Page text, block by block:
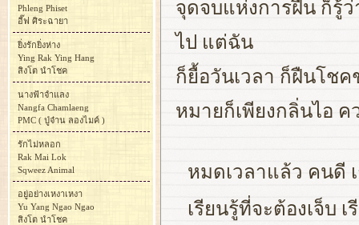
จุดจบแห่งการฝืน ก็รู้ว่
ไป แต่ฉัน
ก็ยื้อวันเวลา ก็ฝืนโช
หมายก็เพียงกลิ่นไอ ค
หมดเวลาแล้ว คนดี
เรียนรู้ที่จะต้องเจ็บ
Phleng Phiset
อี๊ฟ ศิระฉายา
ยิ่งรักยิ่งห่าง
Ying Rak Ying Hang
สิงโต นำโชค
นางฟ้าจำแลง
Nangfa Chamlaeng
PMC ( ปู่จ๋าน ลองไมค์ )
รักไม่หลอก
Rak Mai Lok
Sqweez Animal
อยู่อย่างเหงาเหงา
Yu Yang Ngao Ngao
สิงโต นำโชค